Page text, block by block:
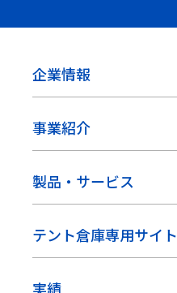
企業情報
事業紹介
製品・サービス
テント倉庫専用サイト
実績